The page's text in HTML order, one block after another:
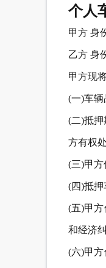
个人
甲方 身
乙方 身
甲方现
(一)车辆
(二)抵押
方有权
(三)甲方
(四)抵押
(五)甲
和经济
(六)甲